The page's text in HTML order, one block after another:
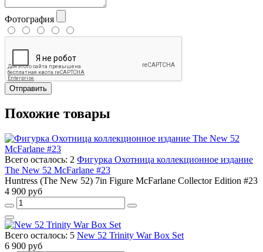
Фотография
Отправить
Похожие товары
Всего осталось: 2 Фигурка Охотница коллекционное издание
The New 52 McFarlane #23
Huntress (The New 52) 7in Figure McFarlane Collector Edition #23
4 900 руб
Всего осталось: 5 New 52 Trinity War Box Set
6 900 руб